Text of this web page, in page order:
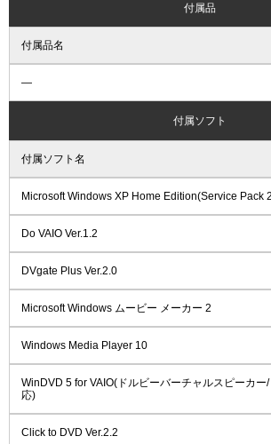
付属品
付属品名
―
付属ソフト
付属ソフト名
Microsoft Windows XP Home Edition(Service Pack
Do VAIO Ver.1.2
DVgate Plus Ver.2.0
Microsoft Windows ムービー メーカー 2
Windows Media Player 10
WinDVD 5 for VAIO(ドルビーバーチャルスピーカー
応)
Click to DVD Ver.2.2